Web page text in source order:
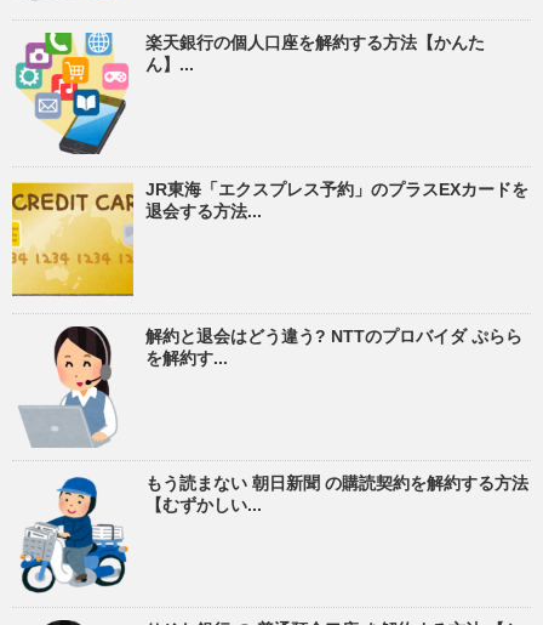
楽天銀行の個人口座を解約する方法【かんた
ん】...
JR東海「エクスプレス予約」のプラスEXカードを
退会する方法...
解約と退会はどう違う? NTTのプロバイダ ぷらら
を解約す...
もう読まない 朝日新聞 の購読契約を解約する方法
【むずかしい...